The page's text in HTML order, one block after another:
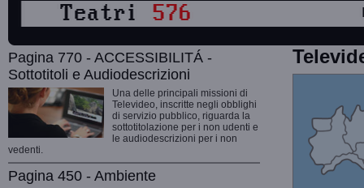
Pagina 770 - ACCESSIBILITÁ -
Sottotitoli e Audiodescrizioni
Una delle principali missioni di
Televideo, inscritte negli obblighi
di servizio pubblico, riguarda la
sottotitolazione per i non udenti e
le audiodescrizioni per i non
vedenti.
Pagina 450 - Ambiente